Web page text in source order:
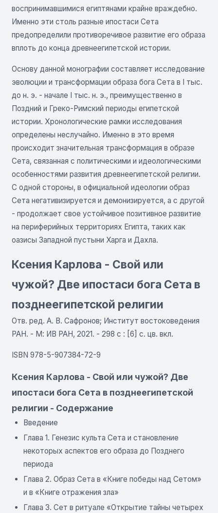
воспринимавшимися египтянами крайне враждебно.
Именно эти столь разные ипостаси Сета
предопределили противоречивое развитие его образа
вплоть до конца древнеегипетской истории.
Основу данной монографии составляет исследование
эволюции и трансформации образа бога Сета в I тыс.
до н. э. - начале I тыс. н. э., преимущественно в
Поздний и Греко-Римский периоды египетской
истории. Хронологические рамки исследования
определены неслучайно. Именно в это время
происходит значительная трансформация в образе
Сета, связанная с политическими и идеологическими
особенностями развития древнеегипетской религии.
С одной стороны, в официальной идеологии образ
Сета негативизируется и демонизируется, а с другой
- продолжает свое устойчивое позитивное развитие
на периферийных территориях Египта, таких как
оазисы Западной пустыни Харга и Дахла.
Ксения Карлова - Свой или
чужой? Две ипостаси бога Сета в
позднеегипетской религии
Отв. ред. А. В. Сафронов; Институт востоковедения
РАН. - М: ИВ РАН, 2021. - 298 с : [6] с. цв. вкл.
ISBN 978-5-907384-72-9
Ксения Карлова - Свой или чужой? Две
ипостаси бога Сета в позднеегипетской
религии - Содержание
Введение
Глава 1. Генезис культа Сета и становление
некоторых аспектов его образа до Позднего
периода
Глава 2. Образ Сета в «Книге победы над Сетом»
и в «Книге отражения зла»
Глава 3. Сет в ритуале «Открытие тайны четырех